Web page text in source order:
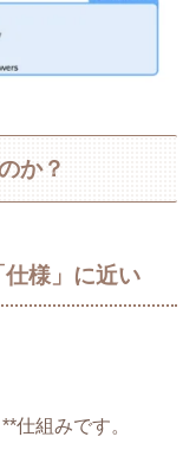
か？
様」に近い
仕組みです。